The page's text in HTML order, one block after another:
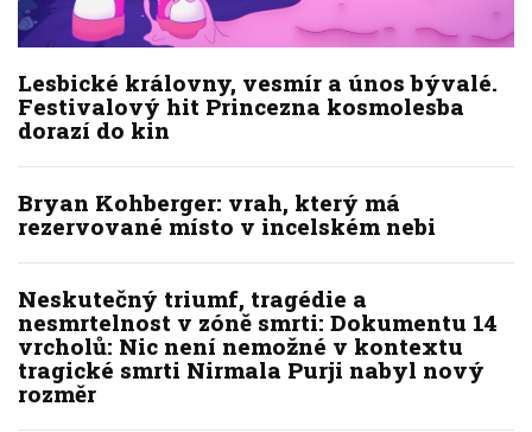
Lesbické královny, vesmír a únos bývalé.
Festivalový hit Princezna kosmolesba
dorazí do kin
Bryan Kohberger: vrah, který má
rezervované místo v incelském nebi
Neskutečný triumf, tragédie a
nesmrtelnost v zóně smrti: Dokumentu 14
vrcholů: Nic není nemožné v kontextu
tragické smrti Nirmala Purji nabyl nový
rozměr